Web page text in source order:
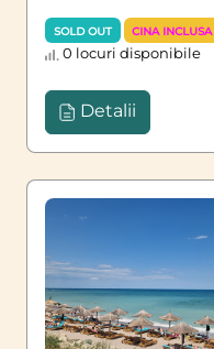
SOLD OUT CINA INCLUSA
0 locuri disponibile
Detalii